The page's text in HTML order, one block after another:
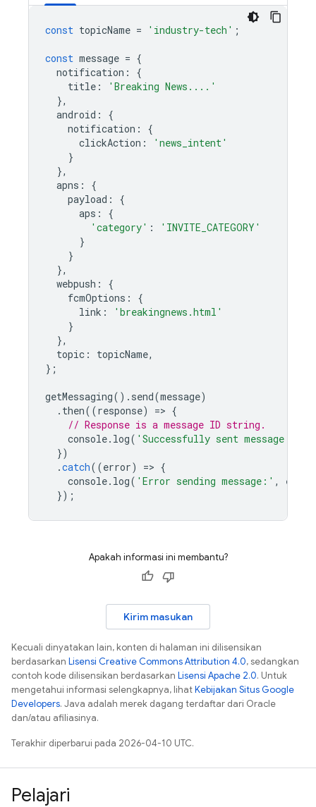
const topicName = 'industry-tech' ;
const message = {
notification :
{
title :
'Breaking News....'
},
android :
{
notification :
{
clickAction :
'news_intent'
}
},
apns :
{
payload :
{
aps :
{
'category' :
'INVITE_CATEGORY'
}
}
},
webpush :
{
fcmOptions :
{
link :
'breakingnews.html'
}
},
topic : topicName,
};
getMessaging(). send(message)
. then((response) => {
// Response is a message ID string.
console. log( 'Successfully sent message:'
})
.catch((error) => {
console. log( 'Error sending message:' , error
});
Apakah informasi ini membantu?
Kirim masukan
Kecuali dinyatakan lain, konten di halaman ini dilisensikan
berdasarkan Lisensi Creative Commons Attribution 4.0, sedangkan
contoh kode dilisensikan berdasarkan Lisensi Apache 2.0. Untuk
mengetahui informasi selengkapnya, lihatKebijakan Situs Google
Developers. Java adalah merek dagang terdaftar dari Oracle
dan/atau afiliasinya.
Terakhir diperbarui pada 2026-04-10 UTC.
Pelajari